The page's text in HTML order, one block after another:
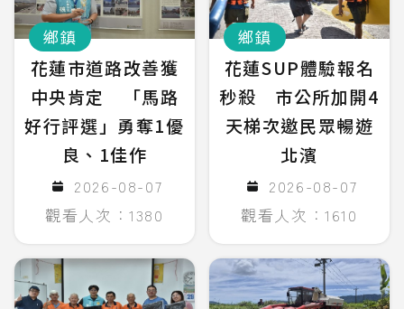
鄉鎮
花蓮市道路改善獲
中央肯定 「馬路
好行評選」勇奪1優
良、1佳作
2026-08-07
觀看人次：1380
鄉鎮
花蓮SUP體驗報名
秒殺 市公所加開4
天梯次邀民眾暢遊
北濱
2026-08-07
觀看人次：1610